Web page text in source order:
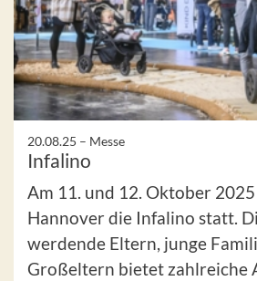
20.08.25 – Messe
Infalino
Am 11. und 12. Oktober
Hannover die Infalino statt.
werdende Eltern, junge
Großeltern bietet zahlreiche